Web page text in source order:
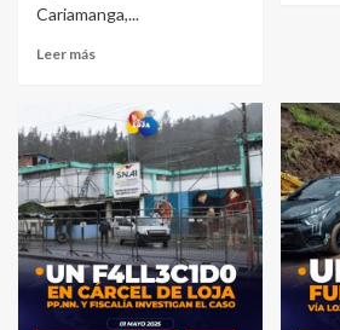
Cariamanga,...
Leer más